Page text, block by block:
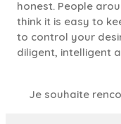
honest. People
think it is easy to
to control your
diligent, intelligent
Je souhaite